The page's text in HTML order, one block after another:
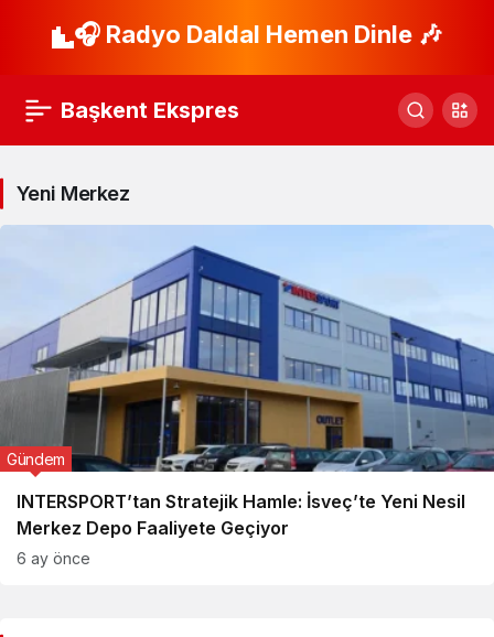
🎧 Radyo Daldal Hemen Dinle 🎶
Başkent Ekspres
Yeni Merkez
INTERSPORT’tan Stratejik Hamle: İsveç’te Yeni Nesil
Merkez Depo Faaliyete Geçiyor
Gündem
6 ay önce